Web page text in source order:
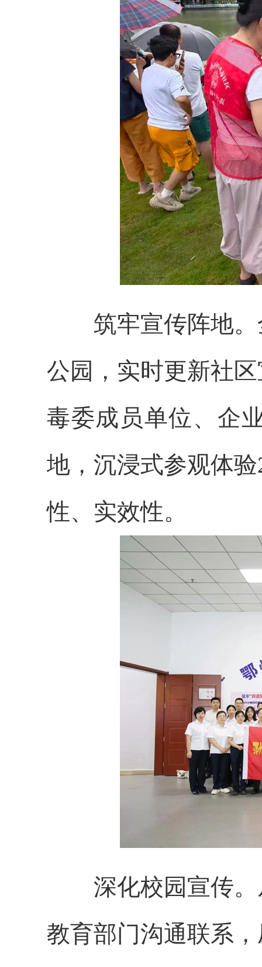
筑牢宣传阵地
公园，实时更新社
毒委成员单位、企
地，沉浸式参观体
性、实效性。
深化校园宣传
教育部门沟通联系